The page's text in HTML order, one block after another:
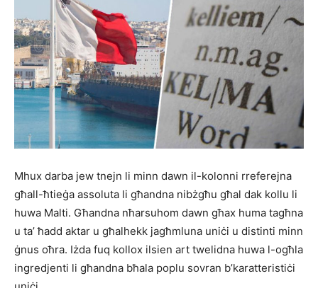
Mhux darba jew tnejn li minn dawn il-kolonni rreferejna
għall-ħtieġa assoluta li għandna nibżgħu għal dak kollu li
huwa Malti. Għandna nħarsuhom dawn għax huma tagħna
u ta’ ħadd aktar u għalhekk jagħmluna uniċi u distinti minn
ġnus oħra. Iżda fuq kollox ilsien art twelidna huwa l-ogħla
ingredjenti li għandna bħala poplu sovran b’karatteristiċi